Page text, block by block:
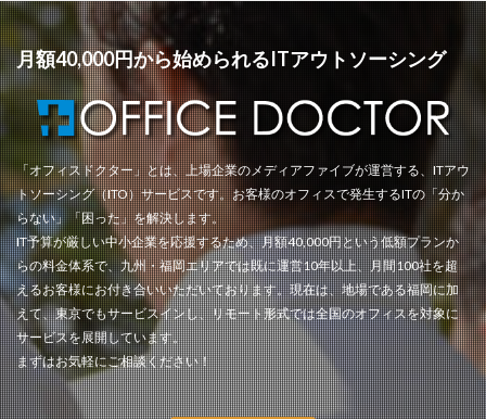
月額40,000円から始められるITアウトソーシング
「オフィスドクター」とは、上場企業のメディアファイブが運営する、ITアウ
トソーシング（ITO）サービスです。お客様のオフィスで発生するITの「分か
らない」「困った」を解決します。
IT予算が厳しい中小企業を応援するため、月額40,000円という低額プランか
らの料金体系で、九州・福岡エリアでは既に運営10年以上、月間100社を超
えるお客様にお付き合いいただいております。現在は、地場である福岡に加
えて、東京でもサービスインし、リモート形式では全国のオフィスを対象に
サービスを展開しています。
まずはお気軽にご相談ください！